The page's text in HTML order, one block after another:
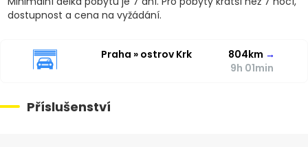
dostupnost a cena na vyžádání.
Praha » ostrov Krk 804km →
9h 01min
Příslušenství